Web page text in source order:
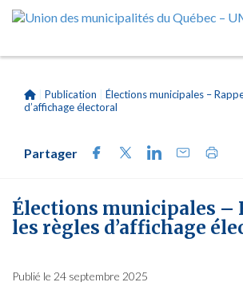
Publication
Élections municipales –
d’affichage électoral
Partager
Élections municipales –
les règles d’affichage
Publié le 24 septembre 2025